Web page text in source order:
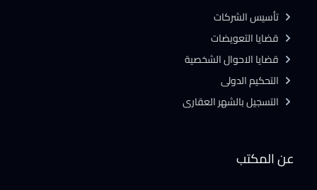
عن المكتب
تأسيس الشركات
قضايا التعويضات
قضايا الاحوال الشخصية
التحكيم الدولى
التسجيل بالشهر العقارى